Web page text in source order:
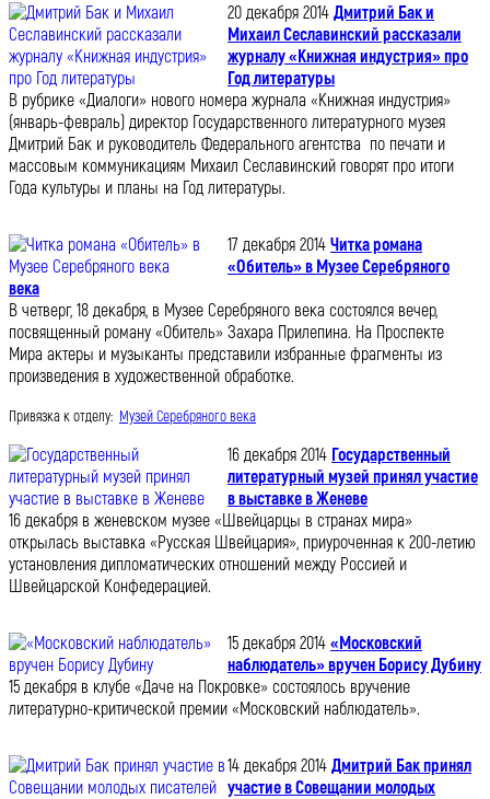
20 декабря 2014 Дмитрий Бак и
Михаил Сеславинский рассказали
журналу «Книжная индустрия» про
Год литературы
В рубрике «Диалоги» нового номера журнала «Книжная индустрия»
(январь-февраль) директор Государственного литературного музея
Дмитрий Бак и руководитель Федерального агентства по печати и
массовым коммуникациям Михаил Сеславинский говорят про итоги
Года культуры и планы на Год литературы.
17 декабря 2014 Читка романа
«Обитель» в Музее Серебряного
века
В четверг, 18 декабря, в Музее Серебряного века состоялся вечер,
посвященный роману «Обитель» Захара Прилепина. На Проспекте
Мира актеры и музыканты представили избранные фрагменты из
произведения в художественной обработке.
Привязка к отделу: Музей Серебряного века
16 декабря 2014 Государственный
литературный музей принял участие
в выставке в Женеве
16 декабря в женевском музее «Швейцарцы в странах мира»
открылась выставка «Русская Швейцария», приуроченная к 200-летию
установления дипломатических отношений между Россией и
Швейцарской Конфедерацией.
15 декабря 2014 «Московский
наблюдатель» вручен Борису Дубину
15 декабря в клубе «Даче на Покровке» состоялось вручение
литературно-критической премии «Московский наблюдатель».
14 декабря 2014 Дмитрий Бак принял
участие в Совещании молодых